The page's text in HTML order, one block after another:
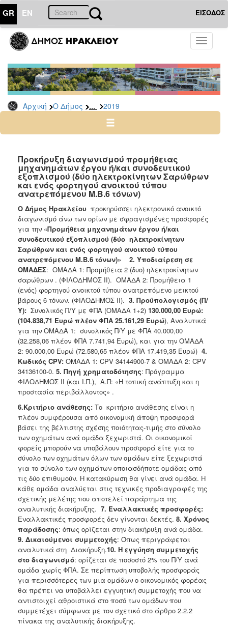
GR EN ΕΙΣΟΔΟΣ
Toggle
Αρχική Ο Δήμος ... 2019
ΔΗΜΟΣ
Διακηρύξεις
-
Δημοπρασίες
Αρχείο
2025
2023
2022
2021
2020
2019
2018
2017
2016
2015
2013
ΤΟΠΟΣ
ΠΟΛΙΤΙΣΜΟΣ
ΑΝΘΕΚΤΙΚΗ
ΠΟΛΗ
Προκήρυξη διαγωνισμού προμήθειας
μηχανημάτων έργου ή/και συνοδευτικού
εξοπλισμού (δύο ηλεκτροκίνητων Σαρώθρων
και ενός φορτηγού ανοικτού τύπου
ανατρεπόμενου Μ.Β.6 τόνων)
Ο Δήμος Ηρακλείου προκηρύσσει ηλεκτρονικό ανοικτό
διαγωνισμό άνω των ορίων με σφραγισμένες προσφορές
για την «Προμήθεια μηχανημάτων έργου ή/και
συνοδευτικού εξοπλισμού (δύο ηλεκτροκίνητων
Σαρώθρων και ενός φορτηγού ανοικτού τύπου
ανατρεπόμενου Μ.Β.6 τόνων)» 2. Υποδιαίρεση σε
ΟΜΑΔΕΣ: ΟΜΑΔΑ 1: Προμήθεια 2 (δυο) ηλεκτροκίνητων
σαρώθρων . (ΦΙΛΟΔΗΜΟΣ ΙΙ). ΟΜΑΔΑ 2: Προμήθεια 1
(ενός) φορτηγού ανοικτού τύπου ανατρεπόμενο μεικτού
βάρους 6 τόνων. (ΦΙΛΟΔΗΜΟΣ ΙΙ). 3. Προϋπολογισμός (Π/
Υ): Συνολικός Π/Υ με ΦΠΑ (ΟΜΑΔΑ 1+2) 130.000,00 Ευρώ:
(104.838,71 Ευρώ πλέον ΦΠΑ 25.161,29 Ευρώ), Αναλυτικά
για την ΟΜΑΔΑ 1: συνολικός Π/Υ με ΦΠΑ 40.000,00
(32.258,06 πλέον ΦΠΑ 7.741,94 Ευρώ), και για την ΟΜΑΔΑ
2: 90.000,00 Ευρώ (72.580,65 πλέον ΦΠΑ 17.419,35 Ευρώ) 4.
Κωδικός CPV: ΟΜΑΔΑ 1: CPV 34144900-7 & ΟΜΑΔΑ 2: CPV
34136100-0. 5. Πηγή χρηματοδότησης: Πρόγραμμα
ΦΙΛΟΔΗΜΟΣ ΙΙ (και Ι.Π.), Α.Π: «Η τοπική ανάπτυξη και η
προστασία περιβάλλοντος» .
6.Κριτήριο ανάθεσης: Το κριτήριο ανάθεσης είναι η
πλέον συμφέρουσα από οικονομική άποψη προσφορά
βάσει της βέλτιστης σχέσης ποιότητας-τιμής στο σύνολο
των οχημάτων ανά ομάδα ξεχωριστά. Οι οικονομικοί
φορείς μπορούν να υποβάλουν προσφορά είτε για το
σύνολο των οχημάτων όλων των ομάδων είτε ξεχωριστά
για το σύνολο των οχημάτων οποιασδήποτε ομάδας από
τις δύο επιθυμούν. Η κατακύρωση θα γίνει ανά ομάδα. Η
κάθε ομάδα αναλύεται στις τεχνικές προδιαγραφές της
σχετικής μελέτης που αποτελεί παράρτημα της
αναλυτικής διακήρυξης. 7. Εναλλακτικές προσφορές:
Εναλλακτικές προσφορές δεν γίνονται δεκτές. 8. Χρόνος
παράδοσης: όπως ορίζεται στην διακήρυξη ανά ομάδα.
9. Δικαιούμενοι συμμετοχής: Όπως περιγράφεται
αναλυτικά στη Διακήρυξη.10. Η εγγύηση συμμετοχής
στο διαγωνισμό: ορίζεται σε ποσοστό 2% του Π/Υ ανά
ομάδα χωρίς ΦΠΑ. Σε περίπτωση υποβολής προσφοράς
για περισσότερες των μια ομάδων ο οικονομικός φορέας
θα πρέπει να υποβάλλει εγγυητική συμμετοχής που να
αντιστοιχεί αθροιστικά στο ποσό των ομάδων που
συμμετέχει σύμφωνα με τον σχετικό στο άρθρο 2.2.2
πίνακα της αναλυτικής διακήρυξης.